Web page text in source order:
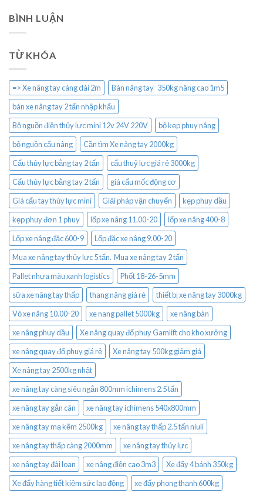
BÌNH LUẬN
TỪ KHÓA
=> Xe nâng tay càng dài 2m
Bàn nâng tay 350kg nâng cao 1m5
bán xe nâng tay 2 tấn nhập khẩu
Bộ nguồn điện thủy lực mini 12v 24V 220V
bộ kẹp phuy nâng
bộ nguồn cẩu nâng
Cần tìm Xe nâng tay 2000kg
Cẩu thủy lực bằng tay 2 tấn
cẩu thuỷ lực giá rẻ 3000kg
Cẩu thủy lực bằng tay 2 tấn
giá cẩu mốc động cơ
Giá cẩu tay thủy lực mini
Giải pháp vận chuyển
kẹp phuy dầu
kẹp phuy đơn 1 phuy
lốp xe nâng 11.00-20
lốp xe nâng 400-8
Lốp xe nâng đặc 600-9
Lốp đặc xe nâng 9.00-20
Mua xe nâng tay thủy lực 5 tấn. Mua xe nâng tay 2 tấn
Pallet nhựa màu xanh logistics
Phốt 18-26-5mm
sữa xe nâng tay thấp
thang nâng giá rẻ
thiết bị xe nâng tay 3000kg
Vỏ xe nâng 10.00-20
xe nang pallet 5000kg
xe nâng bàn
xe nâng phuy dầu
Xe nâng quay đổ phuy Gamlift cho kho xưởng
xe nâng quay đổ phuy giá rẻ
Xe nâng tay 500kg giảm giá
Xe nâng tay 2500kg nhật
xe nâng tay càng siêu ngắn 800mm ichimens 2.5 tấn
xe nâng tay gắn cân
xe nâng tay ichimens 540x800mm
xe nâng tay mạ kẽm 2500kg
xe nâng tay thấp 2.5 tấn niuli
xe nâng tay thấp càng 2000mm
xe nâng tay thủy lực
xe nâng tay đài loan
xe nâng điện cao 3m3
Xe đẩy 4 bánh 350kg
Xe đẩy hàng tiết kiệm sức lao động
xe đẩy phong thạnh 600kg